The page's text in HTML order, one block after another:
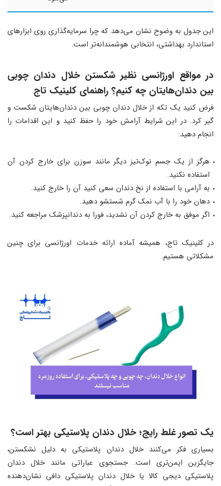
این جدول به وضوح نشان می‌دهد که چرا سرمایه‌گذاری روی ابزارهای
استاندارد بهداشتی، انتخابی هوشمندانه‌تر است.
در مواقع اورژانسی نظیر شکستن خلال دندان چوبی
بین دندان‌هایتان چه کنیم؟ راهنمای کلینیک تاج
فرض کنید یک تکه از خلال دندان چوبی بین دندان‌هایتان شکست و
گیر کرد. در این شرایط آرامش خود را حفظ کنید و این اقدامات را
انجام دهید:
هرگز از یک جسم نوک‌تیز دیگر مانند سوزن برای خارج کردن آن
استفاده نکنید.
به آرامی با استفاده از نخ دندان سعی کنید آن را خارج کنید.
دهان خود را با آب نمک گرم شستشو دهید.
اگر موفق به خارج کردن آن نشدید، فورا به دندانپزشک مراجعه کنید.
در کلینیک تاج، همیشه آماده ارائه خدمات اورژانسی برای چنین
مشکلاتی هستیم.
یک تصور غلط رایج؛ خلال دندان پلاستیکی بهتر است؟
بسیاری فکر می‌کنند خلال دندان پلاستیکی به دلیل نشکستن،
جایگزین ایمن‌تری است. جستجوی عباراتی مانند خلال دندان
پلاستیکی دیجی کالا یا خلال دندان پلاستیکی دافی نشان‌دهنده